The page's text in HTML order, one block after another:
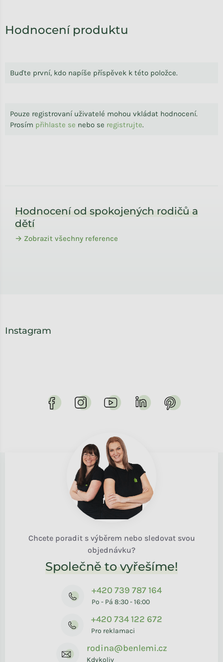
Hodnocení produktu
Buďte první, kdo napíše příspěvek k této položce.
Pouze registrovaní uživatelé mohou vkládat hodnocení.
Prosím přihlaste se nebo se registrujte.
Výpis hodnocení
Hodnocení od spokojených rodičů a
dětí
→ Zobrazit všechny reference
Instagram
Chcete poradit s výběrem nebo sledovat svou
objednávku?
Společně to vyřešíme!
+420 739 787 164
Po - Pá 8:30 - 16:00
+420 734 122 672
Pro reklamaci
rodina@benlemi.cz
Kdykoliv